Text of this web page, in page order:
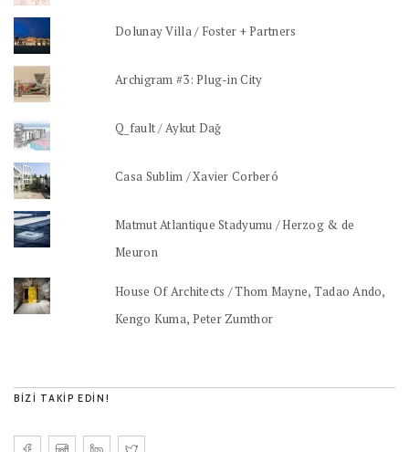
Dolunay Villa / Foster + Partners
Archigram #3: Plug-in City
Q_fault / Aykut Dağ
Casa Sublim / Xavier Corberó
Matmut Atlantique Stadyumu / Herzog & de
Meuron
House Of Architects / Thom Mayne, Tadao Ando,
Kengo Kuma, Peter Zumthor
BIZI TAKIP EDIN!